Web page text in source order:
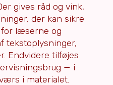
gives råd og vink,
der kan sikre
læserne og
tekstoplysninger,
Endvidere tilføjes
— i
i materialet.